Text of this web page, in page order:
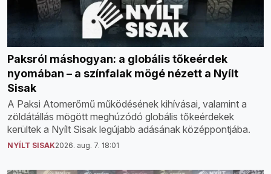
Paksról máshogyan: a globális tőkeérdek
nyomában – a színfalak mögé nézett a Nyílt
Sisak
A Paksi Atomerőmű működésének kihívásai, valamint a
zöldátállás mögött meghúzódó globális tőkeérdekek
kerültek a Nyílt Sisak legújabb adásának középpontjába.
NYÍLT SISAK2026. aug. 7. 18:01